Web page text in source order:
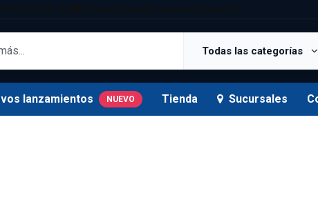
Todas las categorías
lanzamientos NUEVO Tienda Sucursales